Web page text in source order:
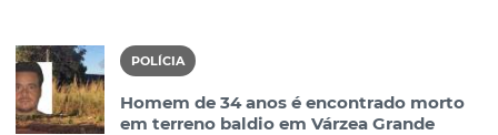
POLÍCIA
Homem de 34 anos é encontrado morto
em terreno baldio em Várzea Grande